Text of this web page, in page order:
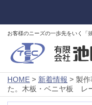
お客様のニーズの一歩先をいく「
HOME > 新着情報 > 製
た。木板・ベニヤ板 レ